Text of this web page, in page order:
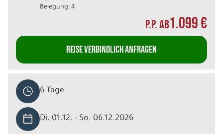
Belegung: 4
P.P. AB1.099 €
REISE VERBINDLICH ANFRAGEN
6 Tage
Di. 01.12. - So. 06.12.2026